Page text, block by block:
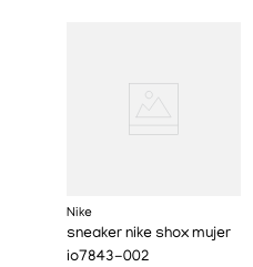
Nike
sneaker nike shox mujer
io7843-002